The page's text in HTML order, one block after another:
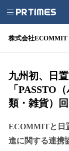
株式会社ECOMMIT
九州初、日
「PASSTO
類・雑貨）
ECOMMITと日
進に関する連携